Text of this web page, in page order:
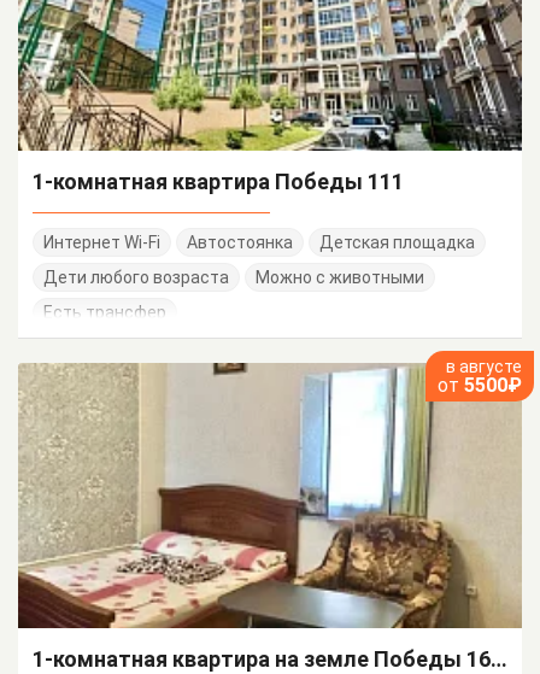
1-комнатная квартира Победы 111
Интернет Wi-Fi Автостоянка
Детская площадка
Дети любого возраста
Можно с животными
Есть трансфер
в августе
от 5500₽
1-комнатная квартира на земле Победы 160 кв 7